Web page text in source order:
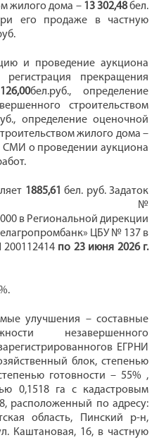
жилого дома – 13 302,48бел.
его продаже в частную
и проведение аукциона
регистрация прекращения
126,00бел.руб., определение
строительством
определение оценочной
жилого дома –
СМИ о проведении аукциона
1885,61 бел. руб. Задаток
№
в Региональной дирекции
ЦБУ № 137 в
200112414 по 23 июня 2026г.
улучшения –составные
незавершенного
ЕГРНИ
блок, степенью
готовности – 55% ,
0,1518 га с кадастровым
расположенный по адресу:
область, Пинский р-н,
Каштановая, 16, в частную